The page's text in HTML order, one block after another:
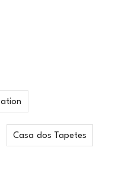
Casa dos Tapetes